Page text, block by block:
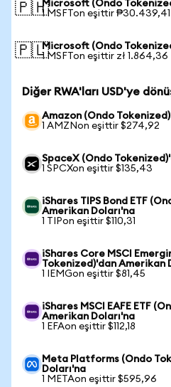
🇵🇭Microsoft (Ondo
1 MSFTon eşittir ₱30.439,41
🇵🇱Microsoft (Ondo
1 MSFTon eşittir zł 1.864,36
Diğer RWA'ları USD'ye
Amazon (Ondo
1 AMZNon eşittir $274,92
SpaceX (Ondo
1 SPCXon eşittir $135,43
iShares TIPS Bond ETF
Amerikan Doları'na
1 TIPon eşittir $110,31
iShares Core MSCI
Tokenized)'dan Amerikan
1 IEMGon eşittir $81,45
iShares MSCI EAFE ETF
Amerikan Doları'na
1 EFAon eşittir $112,18
Meta Platforms (Ondo
Doları'na
1 METAon eşittir $595,96